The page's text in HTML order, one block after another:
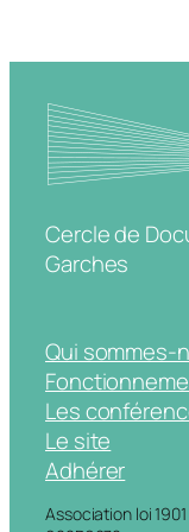
Cercle de
Garches
Qui sommes-
Les
Le site
Adhérer
Association loi